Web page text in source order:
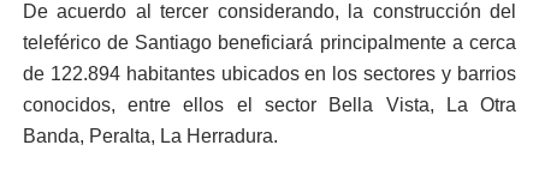
De acuerdo al tercer considerando, la construcción del
teleférico de Santiago beneficiará principalmente a cerca
de 122.894 habitantes ubicados en los sectores y barrios
conocidos, entre ellos el sector Bella Vista, La Otra
Banda, Peralta, La Herradura.